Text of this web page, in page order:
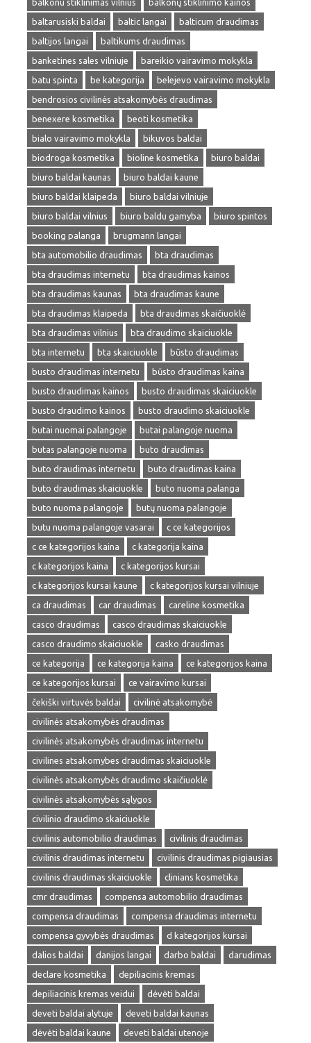
balkonu stiklinimas vilnius
balkonų stiklinimo kainos
baltarusiski baldai
baltic langai
balticum draudimas
baltijos langai
baltikums draudimas
banketines sales vilniuje
bareikio vairavimo mokykla
batu spinta
be kategorija
belejevo vairavimo mokykla
bendrosios civilinės atsakomybės draudimas
benexere kosmetika
beoti kosmetika
bialo vairavimo mokykla
bikuvos baldai
biodroga kosmetika
bioline kosmetika
biuro baldai
biuro baldai kaunas
biuro baldai kaune
biuro baldai klaipeda
biuro baldai vilniuje
biuro baldai vilnius
biuro baldu gamyba
biuro spintos
booking palanga
brugmann langai
bta automobilio draudimas
bta draudimas
bta draudimas internetu
bta draudimas kainos
bta draudimas kaunas
bta draudimas kaune
bta draudimas klaipeda
bta draudimas skaičiuoklė
bta draudimas vilnius
bta draudimo skaiciuokle
bta internetu
bta skaiciuokle
būsto draudimas
busto draudimas internetu
būsto draudimas kaina
busto draudimas kainos
busto draudimas skaiciuokle
busto draudimo kainos
busto draudimo skaiciuokle
butai nuomai palangoje
butai palangoje nuoma
butas palangoje nuoma
buto draudimas
buto draudimas internetu
buto draudimas kaina
buto draudimas skaiciuokle
buto nuoma palanga
buto nuoma palangoje
butų nuoma palangoje
butu nuoma palangoje vasarai
c ce kategorijos
c ce kategorijos kaina
c kategorija kaina
c kategorijos kaina
c kategorijos kursai
c kategorijos kursai kaune
c kategorijos kursai vilniuje
ca draudimas
car draudimas
careline kosmetika
casco draudimas
casco draudimas skaiciuokle
casco draudimo skaiciuokle
casko draudimas
ce kategorija
ce kategorija kaina
ce kategorijos kaina
ce kategorijos kursai
ce vairavimo kursai
čekiški virtuvės baldai
civilinė atsakomybė
civilinės atsakomybės draudimas
civilinės atsakomybės draudimas internetu
civilines atsakomybes draudimas skaiciuokle
civilinės atsakomybės draudimo skaičiuoklė
civilinės atsakomybės sąlygos
civilinio draudimo skaiciuokle
civilinis automobilio draudimas
civilinis draudimas
civilinis draudimas internetu
civilinis draudimas pigiausias
civilinis draudimas skaiciuokle
clinians kosmetika
cmr draudimas
compensa automobilio draudimas
compensa draudimas
compensa draudimas internetu
compensa gyvybės draudimas
d kategorijos kursai
dalios baldai
danijos langai darbo baldai
darudimas
declare kosmetika
depiliacinis kremas
depiliacinis kremas veidui
dėvėti baldai
deveti baldai alytuje
deveti baldai kaunas
dėvėti baldai kaune
deveti baldai utenoje